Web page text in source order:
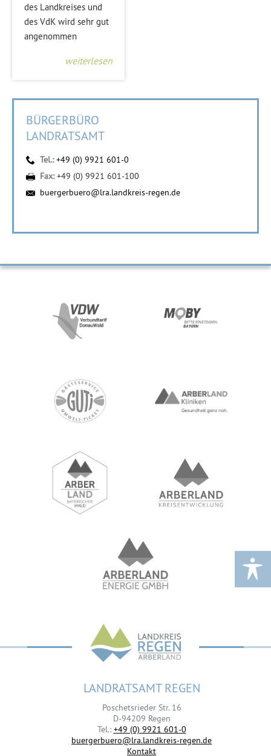
des Landkreises und
des VdK wird sehr gut
angenommen
weiterlesen
BÜRGERBÜRO
LANDRATSAMT
Tel.:+49 (0) 9921 601-0
Fax:+49 (0) 9921 601-100
buergerbuero@lra.landkreis-regen.de
LANDRATSAMT REGEN
Poschetsrieder Str. 16
D-94209 Regen
Tel.: +49 (0) 9921 601-0
buergerbuero@lra.landkreis-regen.de
Kontakt